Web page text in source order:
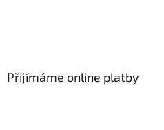
Přijímáme online platby